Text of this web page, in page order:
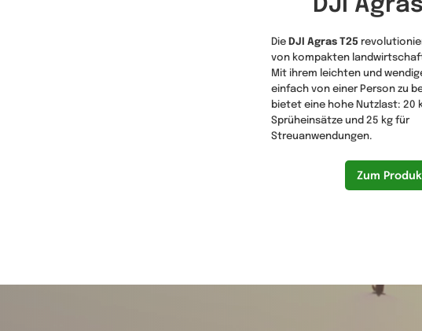
DJI
Die DJI Agras T25
von kompakten
Mit ihrem leichten und
einfach von einer Person zu
bietet eine hohe Nutzlast: 20
Sprüheinsätze und 25 kg für
Streuanwendungen.
Zum